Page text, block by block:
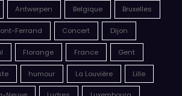
Antwerpen Belgique Bruxelles
Ferrand Concert Dijon
Florange France Gent
humour La Louvière Lille